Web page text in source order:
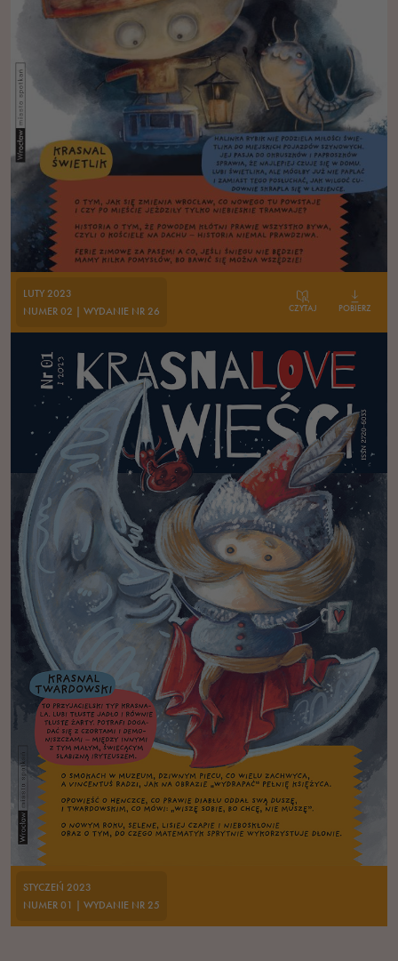
LUTY 2023
NUMER 02 | WYDANIE NR 26
CZYTAJ POBIERZ
STYCZEŃ 2023
NUMER 01 | WYDANIE NR 25
swoje
zainteresowania i
zachowania
podczas
odwiedzania naszej
strony, zwiększasz
szansę na
zobaczenie
spersonalizowanych
treści i ofert.